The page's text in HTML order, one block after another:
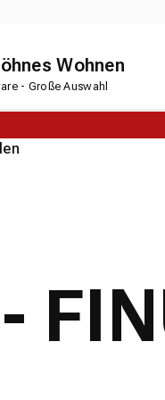
Wohnen
- Große Auswahl